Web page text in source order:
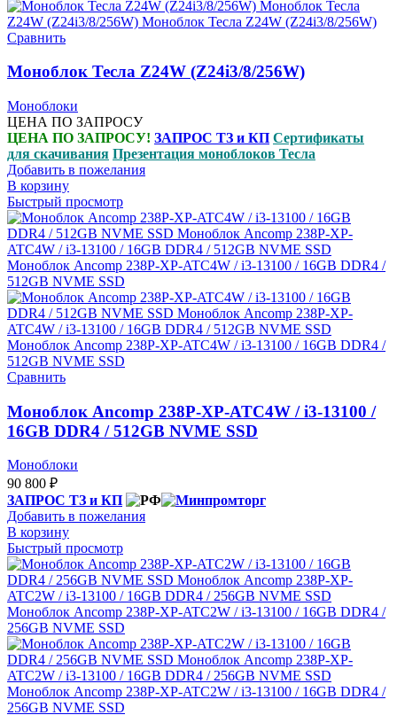
Сравнить
Моноблок Тесла Z24W (Z24i3/8/256W)
Моноблоки
ЦЕНА ПО ЗАПРОСУ
ЦЕНА ПО ЗАПРОСУ! ЗАПРОС ТЗ и КП Сертификаты
для скачивания Презентация моноблоков Тесла
Добавить в пожелания
В корзину
Быстрый просмотр
Сравнить
Моноблок Ancomp 238P-XP-ATC4W / i3-13100 /
16GB DDR4 / 512GB NVME SSD
Моноблоки
90 800 ₽
ЗАПРОС ТЗ и КП
Добавить в пожелания
В корзину
Быстрый просмотр